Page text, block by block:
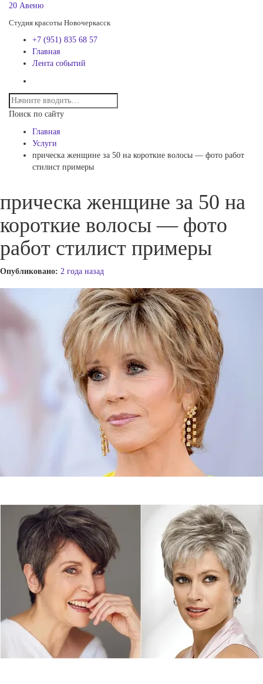
20 Авеню
Студия красоты Новочеркасск
+7 (951) 835 68 57
Главная
Лента событий
Поиск по сайту
Главная
Услуги
прическа женщине за 50 на короткие волосы — фото работ
стилист примеры
прическа женщине за 50 на
короткие волосы — фото
работ стилист примеры
Опубликовано: 2 года назад